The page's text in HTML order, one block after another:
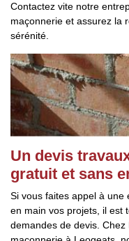
Contactez vite notre
maçonnerie et assurez la
sérénité.
Un devis
gratuit et sans
Si vous faites appel à
en main vos projets, il est
demandes de devis.